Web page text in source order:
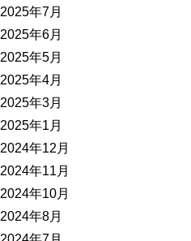
2025年7月
2025年6月
2025年5月
2025年4月
2025年3月
2025年1月
2024年12月
2024年11月
2024年10月
2024年8月